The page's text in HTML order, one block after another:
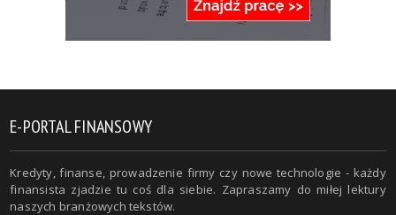
E-PORTAL FINANSOWY
Kredyty, finanse, prowadzenie firmy czy nowe technologie - każdy
finansista zjadzie tu coś dla siebie. Zapraszamy do miłej lektury
naszych branżowych tekstów.